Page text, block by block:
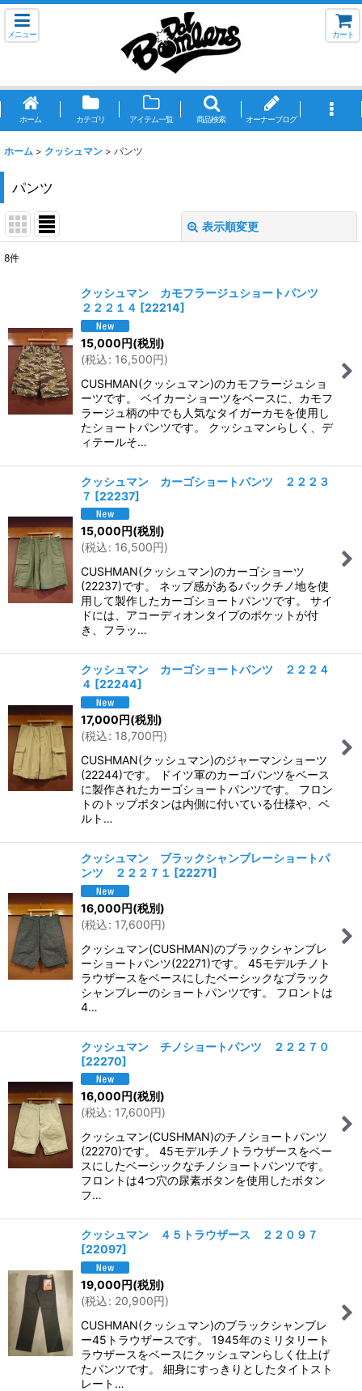
メニュー カート
ホーム カテゴリ アイテム一覧 商品検索 オーナーブログ
ホーム > クッシュマン > パンツ
パンツ
表示順変更
絞り込む
8件
クッシュマン カモフラージュショートパンツ
２２２１４ [22214]
15,000円(税別)
(税込: 16,500円)
CUSHMAN(クッシュマン)のカモフラージュショ
ーツです。 ベイカーショーツをベースに、カモフ
ラージュ柄の中でも人気なタイガーカモを使用し
たショートパンツです。 クッシュマンらしく、デ
ィテールそ…
クッシュマン カーゴショートパンツ ２２２３
７ [22237]
15,000円(税別)
(税込: 16,500円)
CUSHMAN(クッシュマン)のカーゴショーツ
(22237)です。 ネップ感があるバックチノ地を使
用して製作したカーゴショートパンツです。 サイ
ドには、アコーディオンタイプのポケットが付
き、フラッ…
クッシュマン カーゴショートパンツ ２２２４
４ [22244]
17,000円(税別)
(税込: 18,700円)
CUSHMAN(クッシュマン)のジャーマンショーツ
(22244)です。 ドイツ軍のカーゴパンツをベース
に製作されたカーゴショートパンツです。 フロン
トのトップボタンは内側に付いている仕様や、ベ
ルト…
クッシュマン ブラックシャンブレーショートパ
ンツ ２２２７１ [22271]
16,000円(税別)
(税込: 17,600円)
クッシュマン(CUSHMAN)のブラックシャンブレ
ーショートパンツ(22271)です。 45モデルチノト
ラウザースをベースにしたベーシックなブラック
シャンブレーのショートパンツです。 フロントは
4…
クッシュマン チノショートパンツ ２２２７０
[22270]
16,000円(税別)
(税込: 17,600円)
クッシュマン(CUSHMAN)のチノショートパンツ
(22270)です。 45モデルチノトラウザースをベー
スにしたベーシックなチノショートパンツです。
フロントは4つ穴の尿素ボタンを使用したボタン
フ…
クッシュマン ４５トラウザース ２２０９７
[22097]
19,000円(税別)
(税込: 20,900円)
CUSHMAN(クッシュマン)のブラックシャンブレ
ー45トラウザースです。 1945年のミリタリート
ラウザースをベースにクッシュマンらしく仕上げ
たパンツです。 細身にすっきりとしたタイトスト
レート…